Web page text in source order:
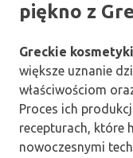
piękno z
Greckie
większe uznanie
właściwościom
Proces ich
recepturach, które
nowoczesnymi